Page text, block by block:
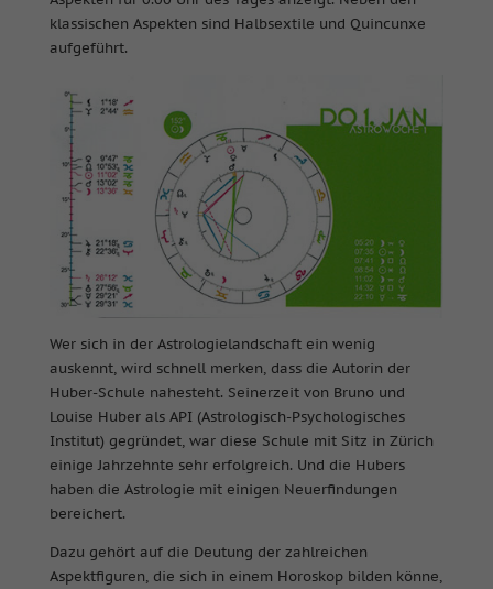
klassischen Aspekten sind Halbsextile und Quincunxe
aufgeführt.
Wer sich in der Astrologielandschaft ein wenig
auskennt, wird schnell merken, dass die Autorin der
Huber-Schule nahesteht. Seinerzeit von Bruno und
Louise Huber als API (Astrologisch-Psychologisches
Institut) gegründet, war diese Schule mit Sitz in Zürich
einige Jahrzehnte sehr erfolgreich. Und die Hubers
haben die Astrologie mit einigen Neuerfindungen
bereichert.
Dazu gehört auf die Deutung der zahlreichen
Aspektfiguren, die sich in einem Horoskop bilden könne,